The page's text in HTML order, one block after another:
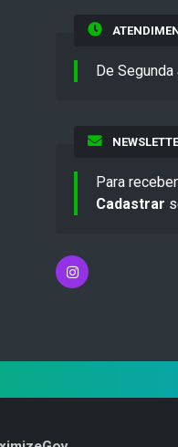
De
Para
Cadastrar